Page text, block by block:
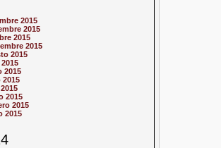
2015
2015
2015
2015
2015
2015
2015
2015
2015
2015